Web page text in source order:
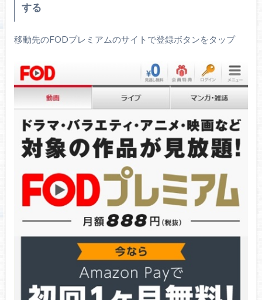
する
移動先のFODプレミアムのサイトで登録ボタンをタップ